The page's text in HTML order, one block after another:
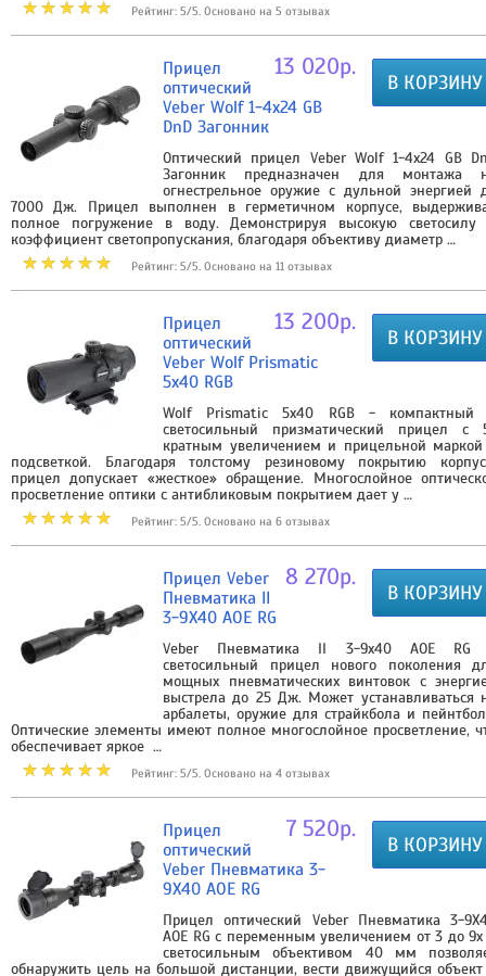
Рейтинг: 5/5. Основано на 5 отзывах
В КОРЗИНУ
13 020р.
Прицел
оптический
Veber Wolf 1-4x24 GB
DnD Загонник
Оптический прицел Veber Wolf 1-4x24 GB
Загонник предназначен для монтажа
огнестрельное оружие с дульной энергией
7000 Дж. Прицел выполнен в герметичном корпусе,
полное погружение в воду. Демонстрируя высокую
коэффициент светопропускания, благодаря объективу диаметр …
Рейтинг: 5/5. Основано на 11 отзывах
В КОРЗИНУ
13 200р.
Прицел
оптический
Veber Wolf Prismatic
5х40 RGB
Wolf Prismatic 5x40 RGB - компактный
светосильный призматический прицел с
кратным увеличением и прицельной
подсветкой. Благодаря толстому резиновому покрытию
прицел допускает «жесткое» обращение. Многослойное
просветление оптики с антибликовым покрытием дает у …
Рейтинг: 5/5. Основано на 6 отзывах
В КОРЗИНУ
8 270р.
Прицел Veber
Пневматика II
3-9X40 AOE RG
Veber Пневматика II 3-9х40 AOE RG
светосильный прицел нового поколения
мощных пневматических винтовок с
выстрела до 25 Дж. Может устанавливаться
арбалеты, оружие для страйкбола и
Оптические элементы имеют полное многослойное просветление,
обеспечивает яркое …
Рейтинг: 5/5. Основано на 4 отзывах
В КОРЗИНУ
7 520р.
Прицел
оптический
Veber Пневматика 3-
9X40 AOE RG
Прицел оптический Veber Пневматика 3-
AOE RG с переменным увеличением от 3 до
светосильным объективом 40 мм
обнаружить цель на большой дистанции, вести движущийся